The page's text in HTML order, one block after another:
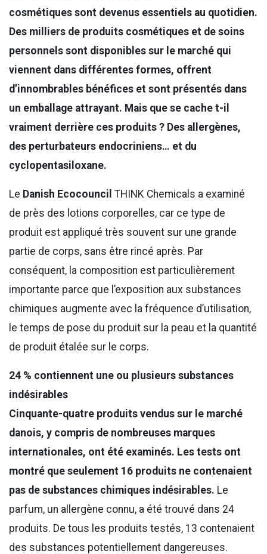
cosmétiques sont devenus essentiels au quotidien.
Des milliers de produits cosmétiques et de soins
personnels sont disponibles sur le marché qui
viennent dans différentes formes, offrent
d’innombrables bénéfices et sont présentés dans
un emballage attrayant. Mais que se cache t-il
vraiment derrière ces produits ? Des allergènes,
des perturbateurs endocriniens… et du
cyclopentasiloxane.
Le Danish Ecocouncil THINK Chemicals a examiné
de près des lotions corporelles, car ce type de
produit est appliqué très souvent sur une grande
partie de corps, sans être rincé après. Par
conséquent, la composition est particulièrement
importante parce que l’exposition aux substances
chimiques augmente avec la fréquence d’utilisation,
le temps de pose du produit sur la peau et la quantité
de produit étalée sur le corps.
24 % contiennent une ou plusieurs substances
indésirables
Cinquante-quatre produits vendus sur le marché
danois, y compris de nombreuses marques
internationales, ont été examinés. Les tests ont
montré que seulement 16 produits ne contenaient
pas de substances chimiques indésirables. Le
parfum, un allergène connu, a été trouvé dans 24
produits. De tous les produits testés, 13 contenaient
des substances potentiellement dangereuses.